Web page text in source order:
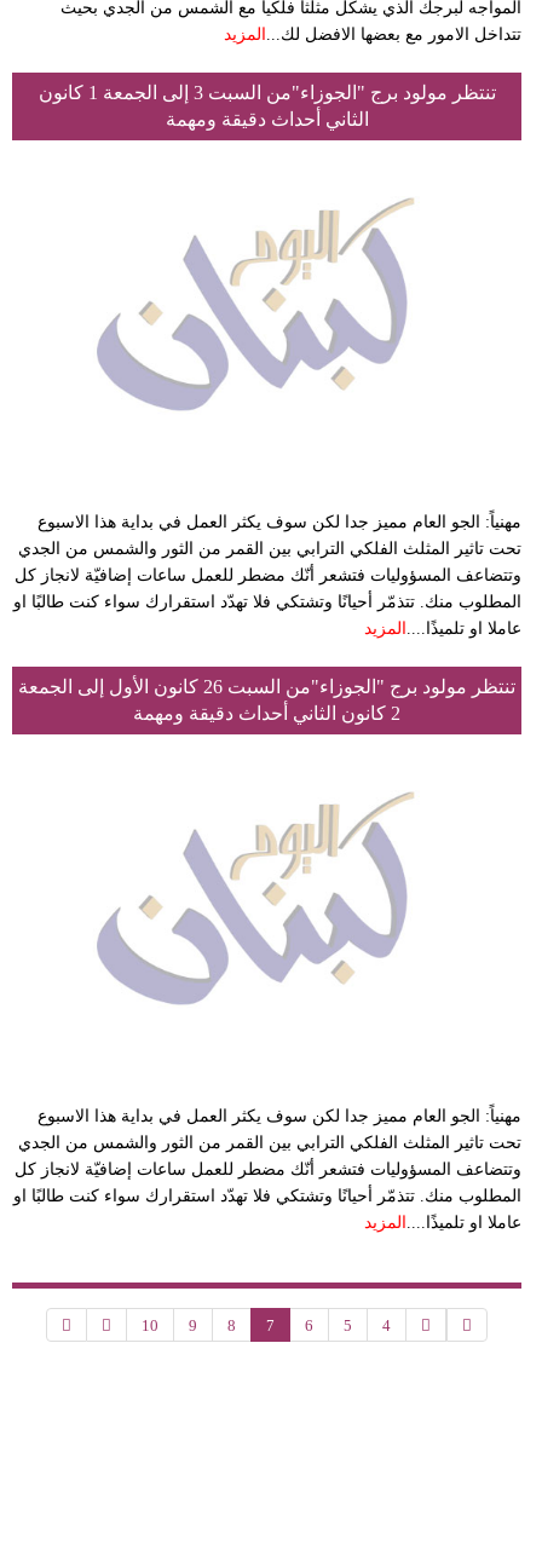
المواجه لبرجك الذي يشكل مثلثا فلكيا مع الشمس من الجدي بحيث
تتداخل الامور مع بعضها الافضل لك... المزيد
تنتظر مولود برج "الجوزاء"من السبت 3 إلى الجمعة 1 كانون
الثاني أحداث دقيقة ومهمة
مهنياً: الجو العام مميز جدا لكن سوف يكثر العمل في بداية هذا الاسبوع
تحت تاثير المثلث الفلكي الترابي بين القمر من الثور والشمس من الجدي
وتتضاعف المسؤوليات فتشعر أنّك مضطر للعمل ساعات إضافيّة لانجاز كل
المطلوب منك. تتذمّر أحيانًا وتشتكي فلا تهدّد استقرارك سواء كنت طالبًا او
عاملا او تلميذًا....
المزيد
تنتظر مولود برج "الجوزاء"من السبت 26 كانون الأول إلى الجمعة
2 كانون الثاني أحداث دقيقة ومهمة
مهنياً: الجو العام مميز جدا لكن سوف يكثر العمل في بداية هذا الاسبوع
تحت تاثير المثلث الفلكي الترابي بين القمر من الثور والشمس من الجدي
وتتضاعف المسؤوليات فتشعر أنّك مضطر للعمل ساعات إضافيّة لانجاز كل
المطلوب منك. تتذمّر أحيانًا وتشتكي فلا تهدّد استقرارك سواء كنت طالبًا او
عاملا او تلميذًا....
المزيد
4
5
6
7
8
9
10